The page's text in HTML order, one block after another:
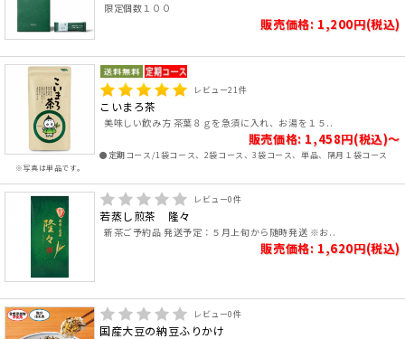
限定個数１００
販売価格: 1,200円(税込)
※写真は単品です。
レビュー21件
こいまろ茶
美味しい飲み方 茶葉８ｇを急須に入れ、お湯を１５..
販売価格: 1,458円(税込)～
●定期コース/1袋コース、2袋コース、3袋コース、単品、隔月１袋コース
レビュー0件
若蒸し煎茶 隆々
新茶ご予約品 発送予定：５月上旬から随時発送 ※お..
販売価格: 1,620円(税込)
レビュー0件
国産大豆の納豆ふりかけ